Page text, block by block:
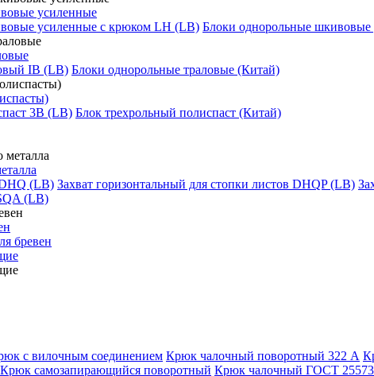
усиленные
усиленные с крюком LH (LB) Блоки однорольные
IB (LB) Блоки однорольные траловые (Китай)
3B (LB) Блок трехрольный полиспаст (Китай)
(LB) Захват горизонтальный для стопки листов DHQP (LB)
(LB)
бревен
с вилочным соединением Крюк чалочный поворотный 322 А
Крюк самозапирающийся поворотный Крюк чалочный ГОСТ